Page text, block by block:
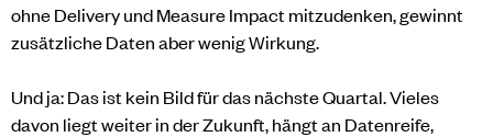
ohne Delivery und Measure Impact mitzudenken, gewinnt
zusätzliche Daten aber wenig Wirkung.
Und ja: Das ist kein Bild für das nächste Quartal. Vieles
davon liegt weiter in der Zukunft, hängt an Datenreife,